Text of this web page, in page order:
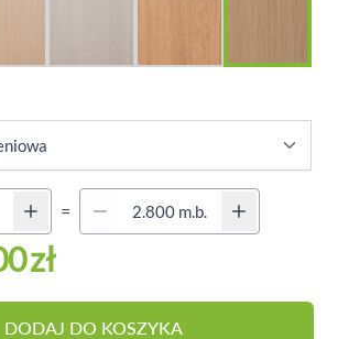
=
Quantity (Secondary)
zł
DODAJ DO KOSZYKA